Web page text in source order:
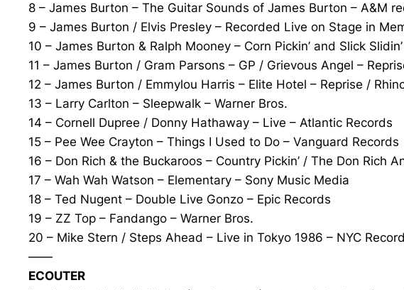
8 – James Burton – The Guitar Sounds of James Burton – A&M
9 – James Burton / Elvis Presley – Recorded Live on Stage in
10 – James Burton & Ralph Mooney – Corn Pickin’ and Slick
11 – James Burton / Gram Parsons – GP / Grievous Angel –
12 – James Burton / Emmylou Harris – Elite Hotel – Reprise /
13 – Larry Carlton – Sleepwalk – Warner Bros.
14 – Cornell Dupree / Donny Hathaway – Live – Atlantic Records
15 – Pee Wee Crayton – Things I Used to Do – Vanguard Records
16 – Don Rich & the Buckaroos – Country Pickin’ / The Don Rich
17 – Wah Wah Watson – Elementary – Sony Music Media
18 – Ted Nugent – Double Live Gonzo – Epic Records
19 – ZZ Top – Fandango – Warner Bros.
20 – Mike Stern / Steps Ahead – Live in Tokyo 1986 – NYC
——
ECOUTER